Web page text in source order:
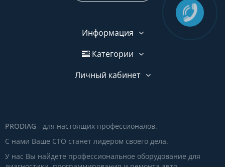
Информация
Категории
Личный кабинет
PRODIAG - для настоящих профессионалов.
С нами Ваше СТО станет лидером своего дела.
У нас Вы найдете профессиональное оборудование для